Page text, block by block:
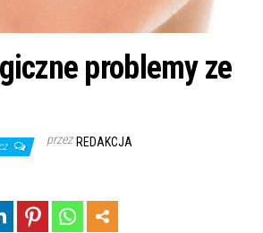
problemy ze
przez REDAKCJA